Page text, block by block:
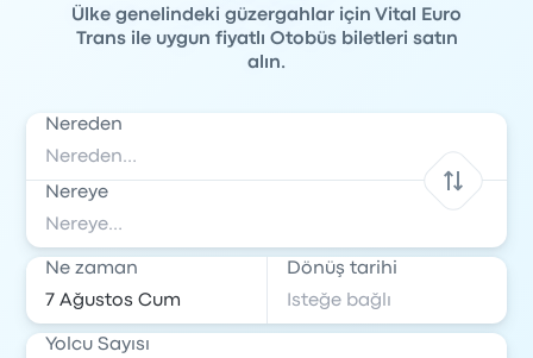
Ülke genelindeki güzergahlar için Vital Euro
Trans ile uygun fiyatlı Otobüs biletleri satın
alın.
Nereden
Nereye
Ne zaman Dönüş tarihi
Yolcu Sayısı